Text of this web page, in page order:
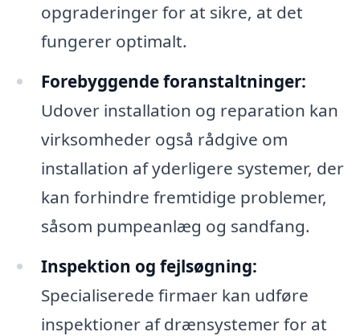
opgraderinger for at sikre, at det
fungerer optimalt.
Forebyggende foranstaltninger:
Udover installation og reparation kan
virksomheder også rådgive om
installation af yderligere systemer, der
kan forhindre fremtidige problemer,
såsom pumpeanlæg og sandfang.
Inspektion og fejlsøgning:
Specialiserede firmaer kan udføre
inspektioner af drænsystemer for at